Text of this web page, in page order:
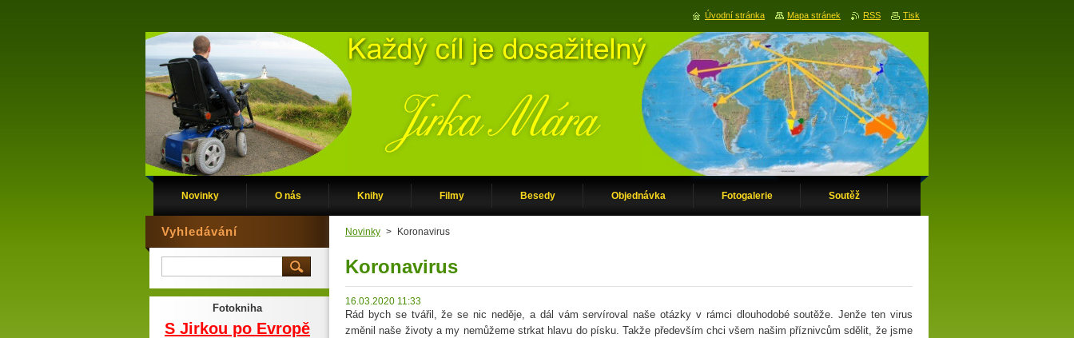
Novinky O nás Knihy Filmy Besedy Objednávka Fotogalerie Soutěž
Novinky > Koronavirus
Koronavirus
16.03.2020 11:33
Rád bych se tvářil, že se nic neděje, a dál vám servíroval naše otázky v rámci dlouhodobé soutěže. Jenže ten virus
změnil naše životy a my nemůžeme strkat hlavu do písku. Takže především chci všem našim příznivcům sdělit, že jsme
Vyhledávání
Fotokniha
S Jirkou po Evropě
Úvodní stránka Mapa stránek RSS Tisk